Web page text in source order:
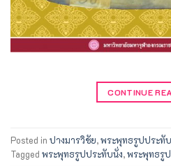
CONTINUE
Posted in ปางมารวิชัย,พระพุทธรูปประทั
Tagged พระพุทธรูปประทับนั่ง,พระพุทธรู